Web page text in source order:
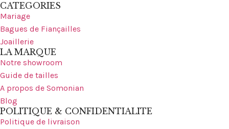
CATEGORIES
Mariage
Bagues de Fiançailles
Joaillerie
LA MARQUE
Notre showroom
Guide de tailles
A propos de Somonian
Blog
POLITIQUE & CONFIDENTIALITE
Politique de livraison